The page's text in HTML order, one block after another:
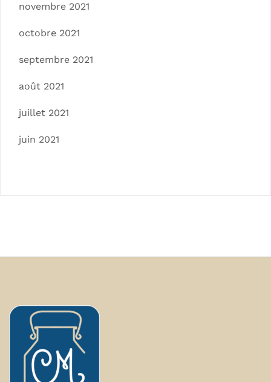
novembre 2021
octobre 2021
septembre 2021
août 2021
juillet 2021
juin 2021